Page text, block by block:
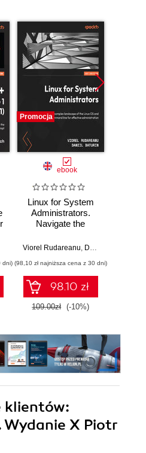
dni)
Promocja
ebook
Linux for System
Administrators.
Navigate the
of the Linux OS
for effective
administration
Viorel Rudareanu Daniil Baturin
(98,10 zł najniższa cena z 30 dni)
98.10 zł
109.00zł (-10%)
klientów:
X Piotr